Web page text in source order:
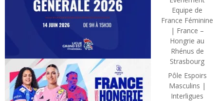
Equipe de
France Féminine
| France –
Hongrie au
Rhénus de
Strasbourg
Pôle Espoirs
Masculins |
Interligues